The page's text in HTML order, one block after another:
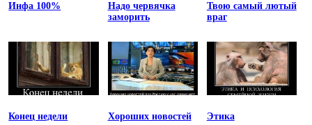
Инфа 100%
Надо червячка
заморить
Твою самый лютый
враг
Конец недели Хороших новостей Этика